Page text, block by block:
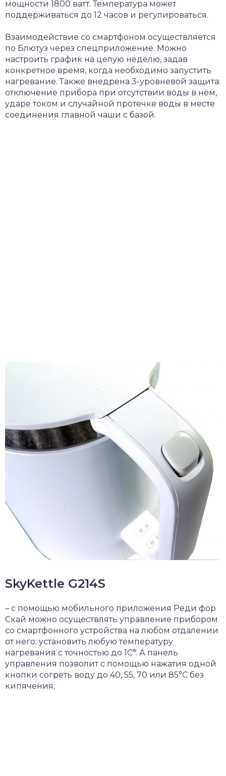
мощности 1800 ватт. Температура может
поддерживаться до 12 часов и регулироваться.
Взаимодействие со смартфоном осуществляется
по Блютуз через спецприложение. Можно
настроить график на целую неделю, задав
конкретное время, когда необходимо запустить
нагревание. Также внедрена 3-уровневой защита:
отключение прибора при отсутствии воды в нём,
ударе током и случайной протечке воды в месте
соединения главной чаши с базой.
SkyKettle G214S
– с помощью мобильного приложения Реди фор
Скай можно осуществлять управление прибором
со смартфонного устройства на любом отдалении
от него; установить любую температуру
нагревания с точностью до 1С°. А панель
управления позволит с помощью нажатия одной
кнопки согреть воду до 40, 55, 70 или 85°C без
кипячения;